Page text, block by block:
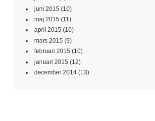
juni 2015 (10)
maj 2015 (11)
april 2015 (10)
mars 2015 (9)
februari 2015 (10)
januari 2015 (12)
december 2014 (13)